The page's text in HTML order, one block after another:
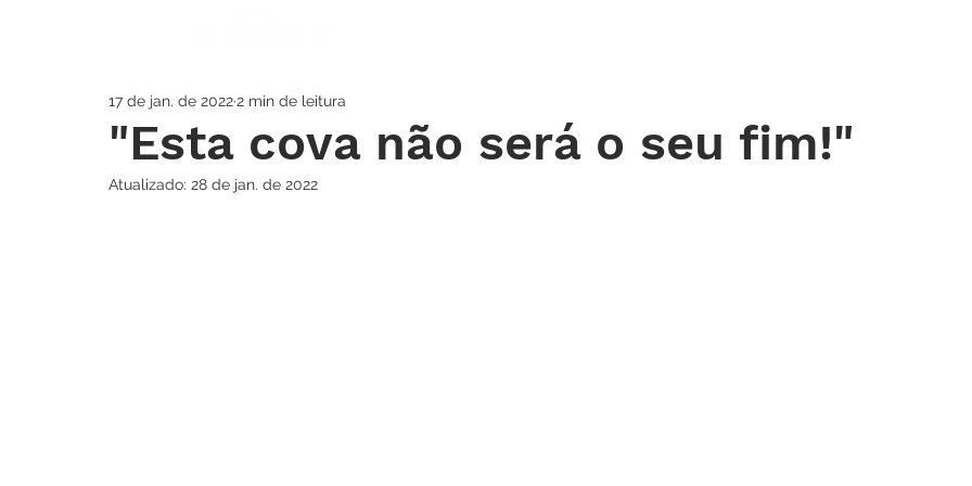
"Esta cova não será o seu fim!"
17 de jan. de 20222 min de leitura
Atualizado: 28 de jan. de 2022